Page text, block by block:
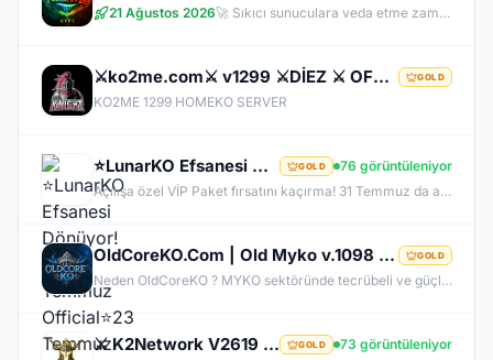
21 Ağustos 2026
🚀 Sıkıcı sunuculara veda etme zamanı geldi! ⭐ Parlayan yıldız: FelixMyko! 💰 Sürekli kazandıran yapısı, bitmek bilmeyen Farm ve PK heyecanıyla eski MyKO ruhunu yeniden yaşamaya hazır ol! 📅 Açılış: 21 Ağustos Cuma – 🕙 22:00 🌐 Adres: FelixMyko.com 🎁 2.000 TL bakiye değerinde Starter Paket HEDİYE! 🔑 Starter Paket Kodu: 99998888777766665555 🌐 Panel: https://www.felixmyko.com 👉 Discord: http://discord.gg/MYACS 🟢 WhatsApp: https://wp.felixmyko.com ⚔️ Eski günlerin efsane savaşlarını, dostluk
⚔️ko2me.com⚔️ v1299 ⚔️DİEZ ⚔️ OFFİCAL 17.07.2026⚔️ JAPKO DRAKİ SERVER GOLD
KO2ME 1299 HOMEKO SERVER
⭐LunarKO Efsanesi Dönüyor!⭐31 Temmuz Official⭐23 Temmuz Ödüllü Beta⭐VIP PAKET HEDİYE⭐V2585Dx11⭐ GOLD
76 görüntüleniyor
Açılışa özel VİP Paket fırsatını kaçırma! 31 Temmuz da aramıza katıl , unutamayacağın bir deneyim senin olsun!
OldCoreKO.Com | Old Myko v.1098 | Starter + Yan Pus Ücretsiz | Academy : 17 Temmuz 2026 -Cuma 21:00! GOLD
Neden OldCoreKO ? MYKO sektöründe tecrübeli ve güçlü yönetim Oyuncu geri bildirimlerine önem veren şeffaf yapı Play to Win odaklı sistem anlayışı Dengeli ekonomi ve sürdürülebilir oyun yapısı Uzun soluklu, plansız kapanma riski olmayan sunucu vizyonu Deneyimli yönetim ekibimizin rehberliğinde, uzun soluklu ve unutulmaz bir maceraya hazır olun. OldCoreKO; heyecan dolu bir ortam, PK temposunun hiç durmadığı ve MYKO’nun özünü sonuna kadar yaşayabileceğiniz eşsiz bir atmosfer.
⚔️ K2Network V2619 – Yeni Nesil Farm Dönemi! | Ücretsiz PUS | +30 Rebirth | Auto Upgrade | 7/24 Farm GOLD
73 görüntüleniyor